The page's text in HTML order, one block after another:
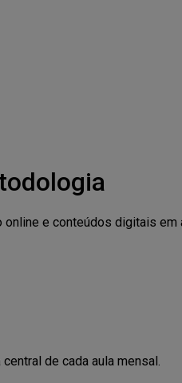
e conteúdos digitais em
de cada aula mensal.